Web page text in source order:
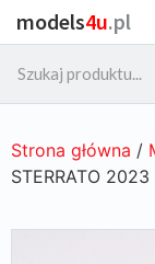
models4u.pl
Strona główna /
STERRATO